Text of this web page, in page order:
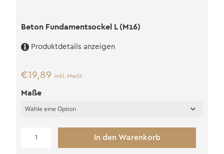
Beton Fundamentsockel L (M16)
Produktdetails anzeigen
€19,89 inkl. MwSt.
Maße
Beton
Fundamentsockel
In den Warenkorb